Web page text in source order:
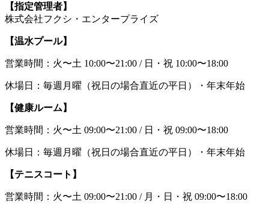
【指定管理者】
株式会社フクシ・エンタープライズ
【温水プール】
営業時間：火〜土 10:00〜21:00 / 日・祝 10:00〜18:00
休場日：毎週月曜（祝日の場合直近の平日）・年末年始
【健康ルーム】
営業時間：火〜土 09:00〜21:00 / 日・祝 09:00〜18:00
休場日：毎週月曜（祝日の場合直近の平日）・年末年始
【テニスコート】
営業時間：火〜土 09:00〜21:00 / 月・日・祝 09:00〜18:00